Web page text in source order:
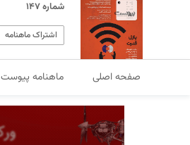
شماره ۱۴۷
اشتراک ماهنامه
صفحه اصلی ماهنامه پیوست